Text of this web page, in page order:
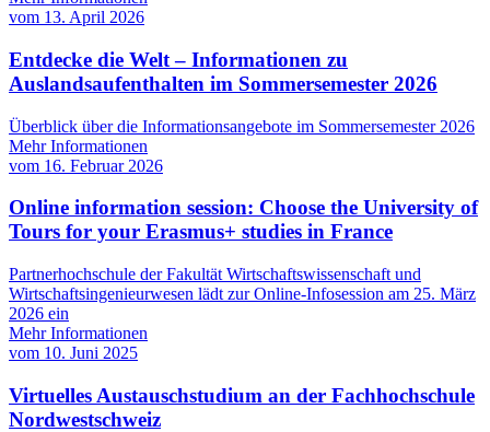
vom 13. April 2026
Entdecke die Welt – Informationen zu
Auslandsaufenthalten im Sommersemester 2026
Überblick über die Informationsangebote im Sommersemester 2026
Mehr Informationen
vom 16. Februar 2026
Online information session: Choose the University of
Tours for your Erasmus+ studies in France
Partnerhochschule der Fakultät Wirtschaftswissenschaft und
Wirtschaftsingenieurwesen lädt zur Online-Infosession am 25. März
2026 ein
Mehr Informationen
vom 10. Juni 2025
Virtuelles Austauschstudium an der Fachhochschule
Nordwestschweiz